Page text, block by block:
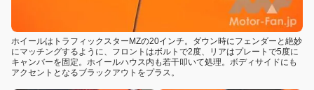
ホイールはトラフィックスターMZの20インチ。ダウン時にフェンダーと絶妙
にマッチングするように、フロントはボルトで2度、リアはプレートで5度に
キャンバーを固定。ホイールハウス内も若干叩いて処理。ボディサイドにも
アクセントとなるブラックアウトをプラス。